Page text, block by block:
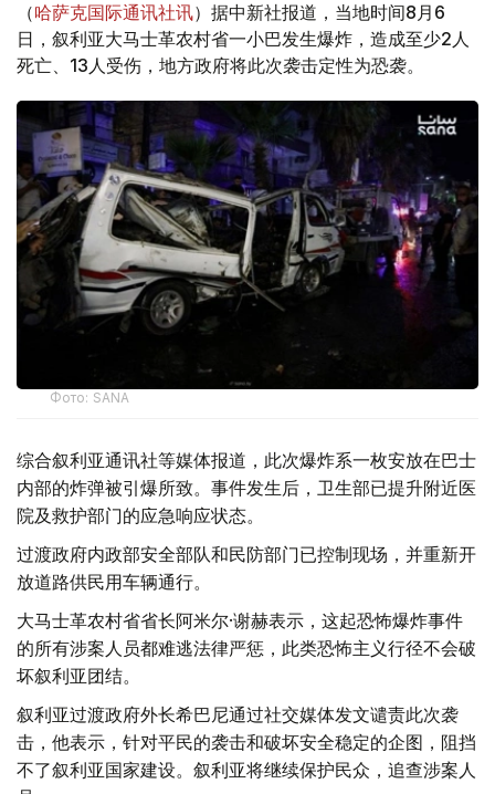
（哈萨克国际通讯社讯）据中新社报道，当地时间8月6
日，叙利亚大马士革农村省一小巴发生爆炸，造成至少2人
死亡、13人受伤，地方政府将此次袭击定性为恐袭。
Фото: SANA
综合叙利亚通讯社等媒体报道，此次爆炸系一枚安放在巴士
内部的炸弹被引爆所致。事件发生后，卫生部已提升附近医
院及救护部门的应急响应状态。
过渡政府内政部安全部队和民防部门已控制现场，并重新开
放道路供民用车辆通行。
大马士革农村省省长阿米尔·谢赫表示，这起恐怖爆炸事件
的所有涉案人员都难逃法律严惩，此类恐怖主义行径不会破
坏叙利亚团结。
叙利亚过渡政府外长希巴尼通过社交媒体发文谴责此次袭
击，他表示，针对平民的袭击和破坏安全稳定的企图，阻挡
不了叙利亚国家建设。叙利亚将继续保护民众，追查涉案人